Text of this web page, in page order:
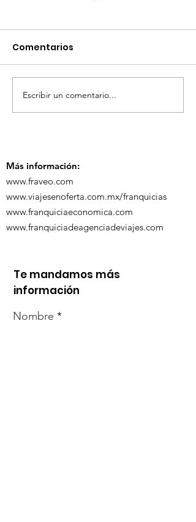
TourTravelynByFraveo
participó en la
Comentarios
Escribir un comentario...
Más información:
www.fraveo.com
www.viajesenoferta.com.mx/franquicias
www.franquiciaeconomica.com
www.franquiciadeagenciadeviajes.com
Te mandamos más
información
Nombre